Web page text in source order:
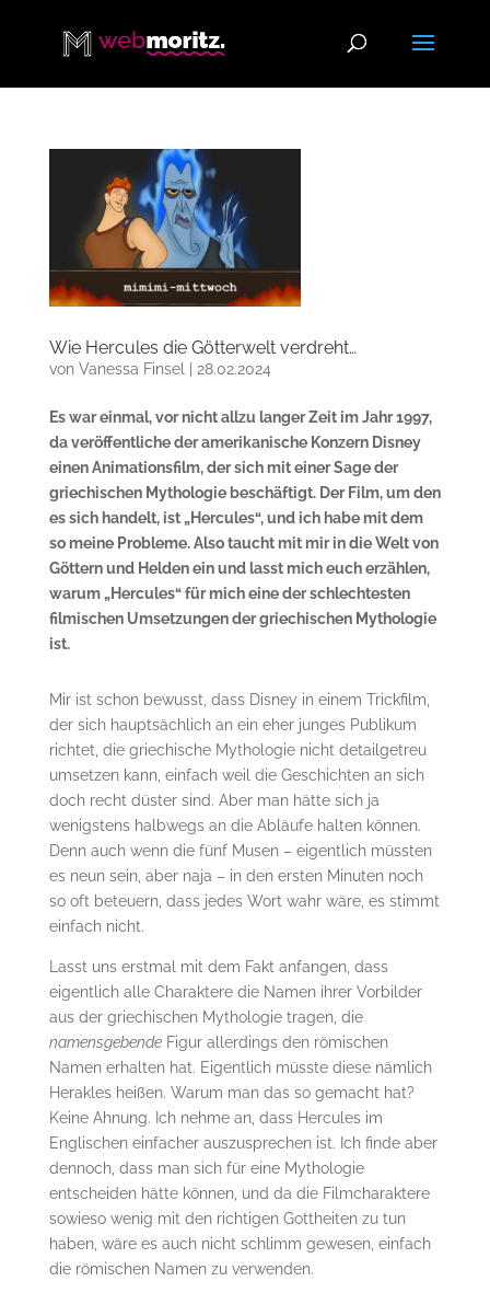
Wie Hercules die Götterwelt verdreht…
von Vanessa Finsel 28.02.2024
Es war einmal, vor nicht allzu langer Zeit im Jahr 1997,
da veröffentliche der amerikanische Konzern Disney
einen Animationsfilm, der sich mit einer Sage der
griechischen Mythologie beschäftigt. Der Film, um den
es sich handelt, ist „Hercules“, und ich habe mit dem
so meine Probleme. Also taucht mit mir in die Welt von
Göttern und Helden ein und lasst mich euch erzählen,
warum „Hercules“ für mich eine der schlechtesten
filmischen Umsetzungen der griechischen Mythologie
ist.
Mir ist schon bewusst, dass Disney in einem Trickfilm,
der sich hauptsächlich an ein eher junges Publikum
richtet, die griechische Mythologie nicht detailgetreu
umsetzen kann, einfach weil die Geschichten an sich
doch recht düster sind. Aber man hätte sich ja
wenigstens halbwegs an die Abläufe halten können.
Denn auch wenn die fünf Musen – eigentlich müssten
es neun sein, aber naja – in den ersten Minuten noch
so oft beteuern, dass jedes Wort wahr wäre, es stimmt
einfach nicht.
Lasst uns erstmal mit dem Fakt anfangen, dass
eigentlich alle Charaktere die Namen ihrer Vorbilder
aus der griechischen Mythologie tragen, die
namensgebendeFigur allerdings den römischen
Namen erhalten hat. Eigentlich müsste diese nämlich
Herakles heißen. Warum man das so gemacht hat?
Keine Ahnung. Ich nehme an, dass Hercules im
Englischen einfacher auszusprechen ist. Ich finde aber
dennoch, dass man sich für eine Mythologie
entscheiden hätte können, und da die Filmcharaktere
sowieso wenig mit den richtigen Gottheiten zu tun
haben, wäre es auch nicht schlimm gewesen, einfach
die römischen Namen zu verwenden.